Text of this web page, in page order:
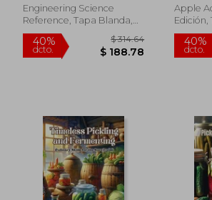
40%
dcto. $ 218.78
Engineering Science
Reference, Tapa Blanda,
Nuevo
Inglés)
Apple
Edición,